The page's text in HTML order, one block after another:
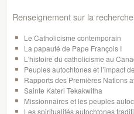
Renseignement sur la
Le Catholicisme contemporain
La papauté de Pape François I
L'histoire du catholicisme au
Peuples autochtones et l’impact
Rapports des Premières Nations
Sainte Kateri Tekakwitha
Missionnaires et les peuples
Les spiritualités autochtones